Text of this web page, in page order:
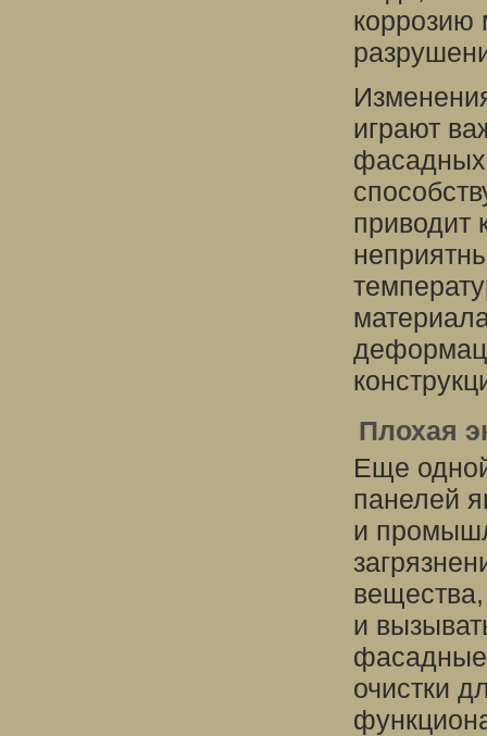
коррозию
играют
приводит
Плохая
Еще
панелей
и
и
фасадные
очистки